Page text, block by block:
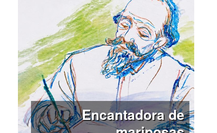
Encantadora de